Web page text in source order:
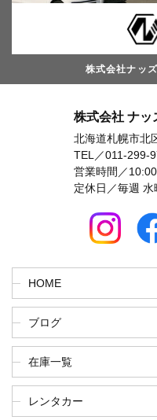
株式会社ナッ
株式会社 ナッ
北海道札幌市北
TEL／011-299-
営業時間／
定休日／毎週
HOME
ブログ
在庫一覧
レンタカー